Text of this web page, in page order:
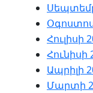
Հուլիսի
Հունիսի
Ապրիլի
Մարտի